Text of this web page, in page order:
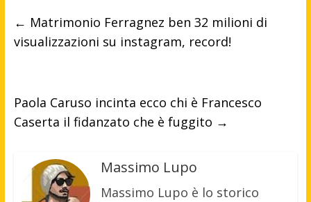
← Matrimonio Ferragnez ben 32 milioni di
visualizzazioni su instagram, record!
Paola Caruso incinta ecco chi è Francesco
Caserta il fidanzato che è fuggito →
Massimo Lupo
Massimo Lupo è lo storico